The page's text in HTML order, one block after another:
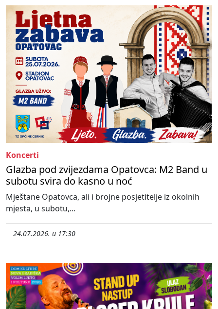
Koncerti
Glazba pod zvijezdama Opatovca: M2 Band u
subotu svira do kasno u noć
Mještane Opatovca, ali i brojne posjetitelje iz okolnih
mjesta, u subotu,...
24.07.2026. u 17:30